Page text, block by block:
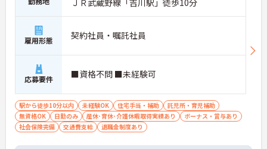
ＪＲ武蔵野線「吉川駅」徒歩10分
雇用形態 契約社員・嘱託社員
応募要件 ■資格不問 ■未経験可
駅から徒歩10分以内 未経験OK 住宅手当・補助
託児所・育児補助
無資格OK
日勤のみ 産休･育休･介護休暇取得実績あり
ボーナス・賞与あり
社会保険完備
交通費支給 退職金制度あり